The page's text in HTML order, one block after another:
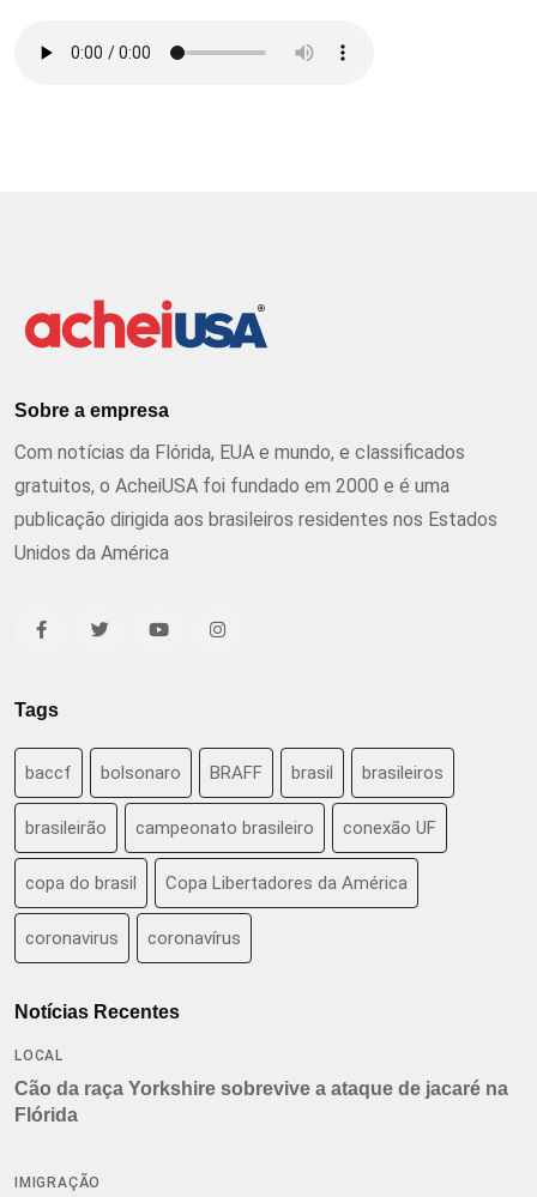
Sobre a empresa
Com notícias da Flórida, EUA e mundo, e classificados
gratuitos, o AcheiUSA foi fundado em 2000 e é uma
publicação dirigida aos brasileiros residentes nos Estados
Unidos da América
Tags
baccf bolsonaro BRAFF brasil brasileiros
brasileirão campeonato brasileiro conexão UF
copa do brasil Copa Libertadores da América
coronavirus coronavírus
Notícias Recentes
LOCAL
Cão da raça Yorkshire sobrevive a ataque de jacaré na
Flórida
IMIGRAÇÃO